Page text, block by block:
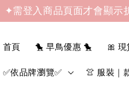
✦需登入商品頁面才會顯
首頁 🐤 早鳥優惠 🐤 🎀
✅依品牌瀏覽✅ 👚 服裝｜